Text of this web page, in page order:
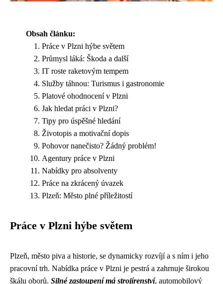
Obsah článku:
Práce v Plzni hýbe světem
Průmysl láká: Škoda a další
IT roste raketovým tempem
Služby táhnou: Turismus i gastronomie
Platové ohodnocení v Plzni
Jak hledat práci v Plzni?
Tipy pro úspěšné hledání
Životopis a motivační dopis
Pohovor nanečisto? Žádný problém!
Agentury práce v Plzni
Nabídky pro absolventy
Práce na zkrácený úvazek
Plzeň: Město plné příležitostí
Práce v Plzni hýbe světem
Plzeň, město piva a historie, se dynamicky rozvíjí a s ním i jeho
pracovní trh. Nabídka práce v Plzni je pestrá a zahrnuje širokou
škálu oborů. Silné zastoupení má strojírenství, automobilový